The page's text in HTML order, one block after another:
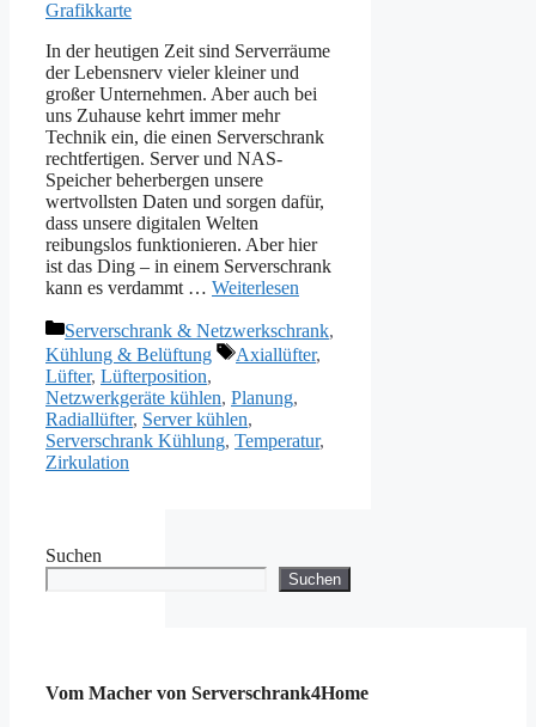
In der heutigen Zeit sind Serverräume
der Lebensnerv vieler kleiner und
großer Unternehmen. Aber auch bei
uns Zuhause kehrt immer mehr
Technik ein, die einen Serverschrank
rechtfertigen. Server und NAS-
Speicher beherbergen unsere
wertvollsten Daten und sorgen dafür,
dass unsere digitalen Welten
reibungslos funktionieren. Aber hier
ist das Ding – in einem Serverschrank
kann es verdammt … Weiterlesen
Kategorien
Serverschrank & Netzwerkschrank,
Kühlung & Belüftung
Schlagwörter
Axiallüfter,
Lüfter, Lüfterposition,
Netzwerkgeräte kühlen, Planung,
Radiallüfter, Server kühlen,
Serverschrank Kühlung, Temperatur,
Zirkulation
Suchen
Suchen
Vom Macher von Serverschrank4Home